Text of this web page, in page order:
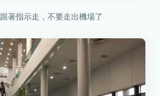
著指示走，不要走出機場了